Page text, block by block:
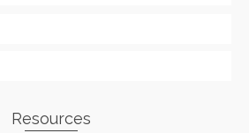
Resources